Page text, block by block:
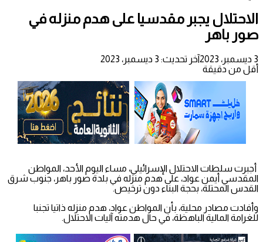
الاحتلال يجبر مقدسيا على هدم منزله في
صور باهر
3 ديسمبر، 2023
آخر تحديث: 3 ديسمبر، 2023
أقل من دقيقة
أجبرت سلطات الاحتلال الإسرائيلي، مساء اليوم الأحد، المواطن
المقدسي أيمن عواد، على هدم منزله في بلدة صور باهر، جنوب شرق
القدس المحتلة، بحجة البناء دون ترخيص.
وأفادت مصادر محلية، بأن المواطن عواد، هدم منزله ذاتيا تجنبا
للغرامة المالية الباهظة، في حال هدمته آليات الاحتلال.